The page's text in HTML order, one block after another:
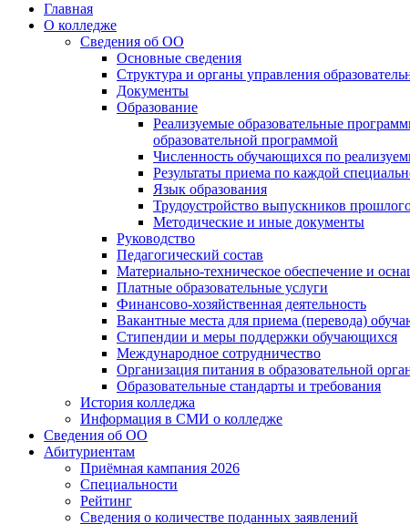
Главная
О колледже
Сведения об ОО
Основные сведения
Структура и органы управления
Документы
Образование
Реализуемые образовательные
образовательной программой
Численность обучающихся по
Результаты приема по каждой
Язык образования
Трудоустройство выпускников
Методические и иные документы
Руководство
Педагогический состав
Материально-техническое обеспечение и
Платные образовательные услуги
Финансово-хозяйственная деятельность
Вакантные места для приема (перевода)
Стипендии и меры поддержки обучающихся
Международное сотрудничество
Организация питания в образовательной
Образовательные стандарты и требования
История колледжа
Информация в СМИ о колледже
Сведения об ОО
Абитуриентам
Приёмная кампания 2026
Специальности
Рейтинг
Сведения о количестве поданных заявлений